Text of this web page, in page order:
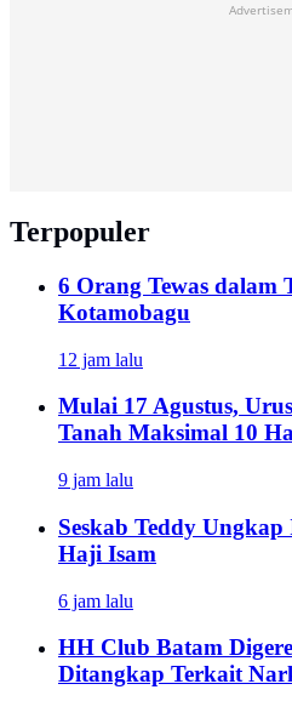
Terpopuler
6 Orang Tewas dalam
Kotamobagu
12 jam lalu
Mulai 17 Agustus,
Tanah Maksimal 10
9 jam lalu
Seskab Teddy
Haji Isam
6 jam lalu
HH Club Batam
Ditangkap Terkait